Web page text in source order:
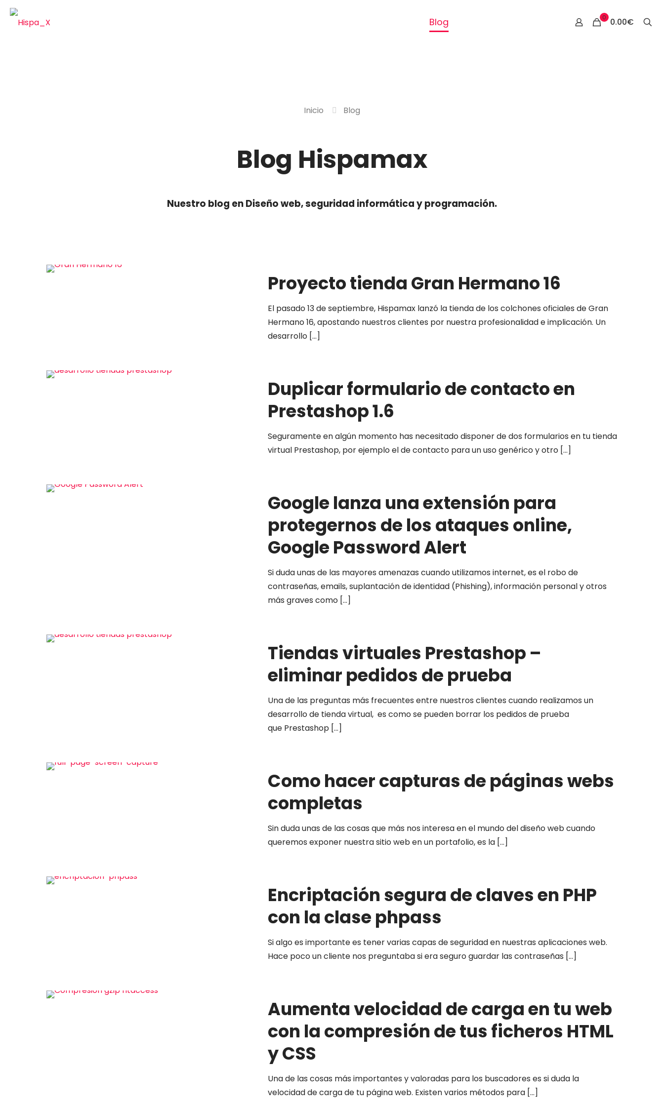
Blog 0 0.00€
Inicio Blog
Blog Hispamax
Nuestro blog en Diseño web, seguridad informática y programación.
Proyecto tienda Gran Hermano 16
El pasado 13 de septiembre, Hispamax lanzó la tienda de los colchones oficiales de Gran
Hermano 16, apostando nuestros clientes por nuestra profesionalidad e implicación. Un
desarrollo[…]
Duplicar formulario de contacto en
Prestashop 1.6
Seguramente en algún momento has necesitado disponer de dos formularios en tu tienda
virtual Prestashop, por ejemplo el de contacto para un uso genérico y otro[…]
Google lanza una extensión para
protegernos de los ataques online,
Google Password Alert
Si duda unas de las mayores amenazas cuando utilizamos internet, es el robo de
contraseñas, emails, suplantación de identidad (Phishing), información personal y otros
más graves como[…]
Tiendas virtuales Prestashop –
eliminar pedidos de prueba
Una de las preguntas más frecuentes entre nuestros clientes cuando realizamos un
desarrollo de tienda virtual, es como se pueden borrar los pedidos de prueba
que Prestashop[…]
Como hacer capturas de páginas webs
completas
Sin duda unas de las cosas que más nos interesa en el mundo del diseño web cuando
queremos exponer nuestra sitio web en un portafolio, es la[…]
Encriptación segura de claves en PHP
con la clase phpass
Si algo es importante es tener varias capas de seguridad en nuestras aplicaciones web.
Hace poco un cliente nos preguntaba si era seguro guardar las contraseñas […]
Aumenta velocidad de carga en tu web
con la compresión de tus ficheros HTML
y CSS
Una de las cosas más importantes y valoradas para los buscadores es si duda la
velocidad de carga de tu página web. Existen varios métodos para[…]